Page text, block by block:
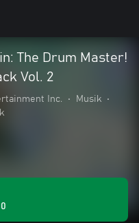
The Drum Master!
Vol. 2
Inc. • Musik
•